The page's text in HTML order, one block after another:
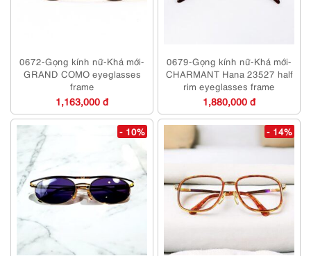
0672-Gọng kính nữ-Khá mới-
GRAND COMO eyeglasses
frame
1,163,000 đ
0679-Gọng kính nữ-Khá mới-
CHARMANT Hana 23527 half
rim eyeglasses frame
1,880,000 đ
- 10% - 14%